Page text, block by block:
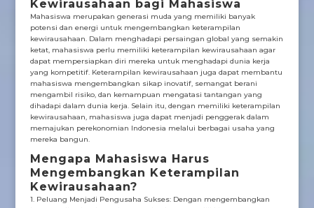
Kewirausahaan bagi Mahasiswa
Mahasiswa merupakan generasi muda yang memiliki banyak
potensi dan energi untuk mengembangkan keterampilan
kewirausahaan. Dalam menghadapi persaingan global yang semakin
ketat, mahasiswa perlu memiliki keterampilan kewirausahaan agar
dapat mempersiapkan diri mereka untuk menghadapi dunia kerja
yang kompetitif. Keterampilan kewirausahaan juga dapat membantu
mahasiswa mengembangkan sikap inovatif, semangat berani
mengambil risiko, dan kemampuan mengatasi tantangan yang
dihadapi dalam dunia kerja. Selain itu, dengan memiliki keterampilan
kewirausahaan, mahasiswa juga dapat menjadi penggerak dalam
memajukan perekonomian Indonesia melalui berbagai usaha yang
mereka bangun.
Mengapa Mahasiswa Harus
Mengembangkan Keterampilan
Kewirausahaan?
1. Peluang Menjadi Pengusaha Sukses: Dengan mengembangkan